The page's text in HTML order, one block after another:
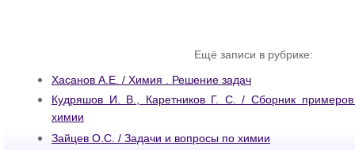
Ещё записи в рубрике:
Хасанов А.Е. / Химия . Решение задач
Кудряшов И. В., Каретников Г. С. / Сборник
химии
Зайцев О.С. / Задачи и вопросы по химии